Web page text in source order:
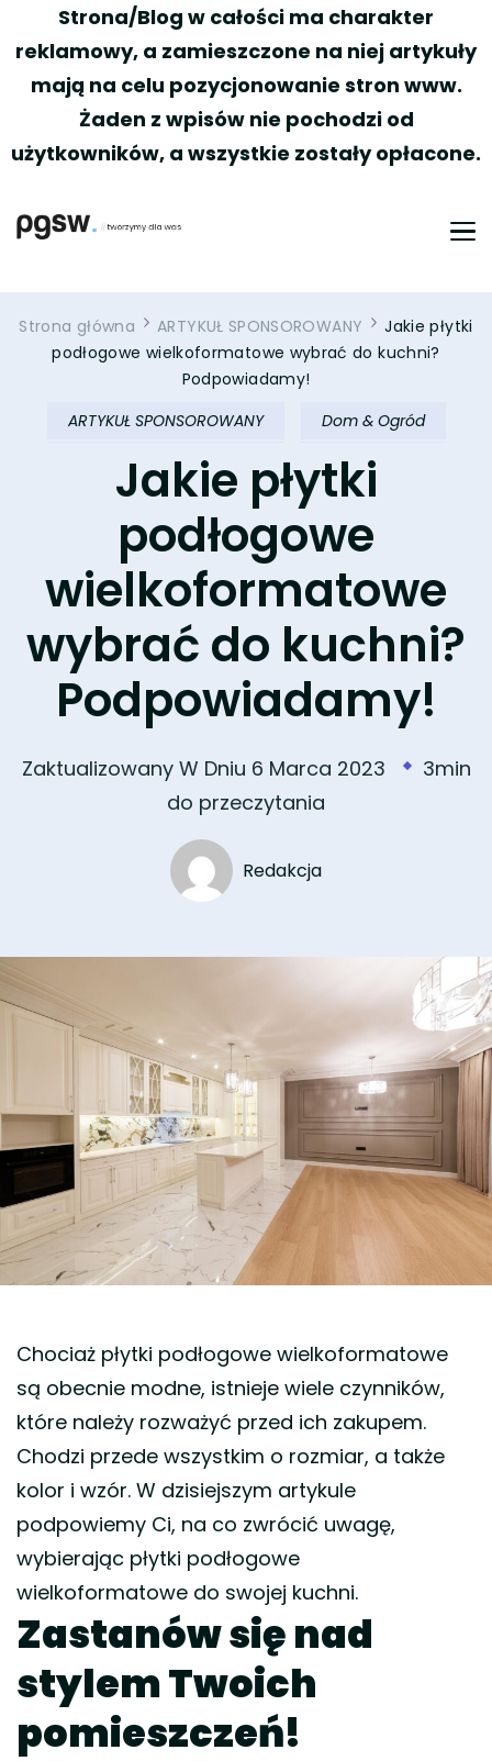
Strona/Blog w całości ma charakter
reklamowy, a zamieszczone na niej artykuły
mają na celu pozycjonowanie stron www.
Żaden z wpisów nie pochodzi od
użytkowników, a wszystkie zostały opłacone.
Strona główna ARTYKUŁ SPONSOROWANY
Jakie płytki
podłogowe wielkoformatowe wybrać do kuchni?
Podpowiadamy!
ARTYKUŁ SPONSOROWANY
Dom & Ogród
Jakie płytki
podłogowe
wielkoformatowe
wybrać do kuchni?
Podpowiadamy!
Zaktualizowany W Dniu 6 Marca 2023
3min
do przeczytania
Redakcja
Chociaż płytki podłogowe wielkoformatowe
są obecnie modne, istnieje wiele czynników,
które należy rozważyć przed ich zakupem.
Chodzi przede wszystkim o rozmiar, a także
kolor i wzór. W dzisiejszym artykule
podpowiemy Ci, na co zwrócić uwagę,
wybierając płytki podłogowe
wielkoformatowe do swojej kuchni.
Zastanów się nad
stylem Twoich
pomieszczeń!